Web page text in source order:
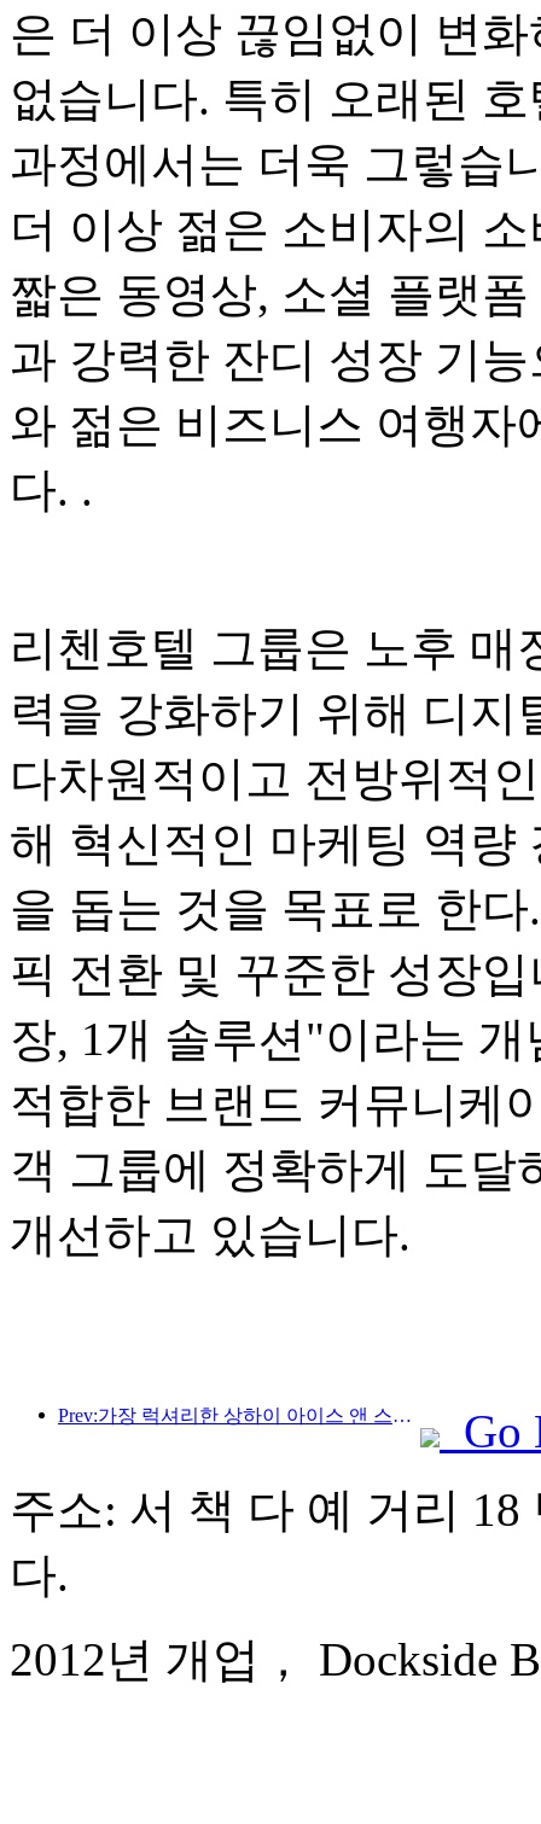
은 더 이상 끊임없이 변
없습니다. 특히 오래된
과정에서는 더욱 그렇습
더 이상 젊은 소비자의
짧은 동영상, 소셜 플랫
과 강력한 잔디 성장 기
와 젊은 비즈니스 여행자
다. .
리첸호텔 그룹은 노후 매
력을 강화하기 위해 디
다차원적이고 전방위적
해 혁신적인 마케팅 역량
을 돕는 것을 목표로 한
픽 전환 및 꾸준한 성장
장, 1개 솔루션"이라는
적합한 브랜드 커뮤니케
객 그룹에 정확하게 도달
개선하고 있습니다.
Prev:가장 럭셔리한 상하이 아이스 앤 스노우 월드 호텔이 공개되었습니다.
Go
주소: 서 책 다 예 거리
다.
2012년 개업， Dockside